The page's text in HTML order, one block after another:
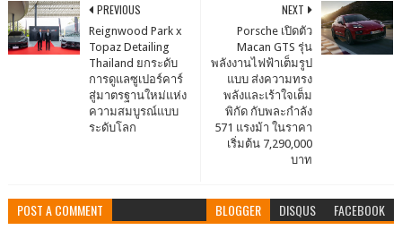
NEXT
Porsche เปิดตัว
Macan GTS รุ่น
พลังงานไฟฟ้าเต็มรูป
แบบ ส่งความทรง
พลังและเร้าใจเต็ม
พิกัด กับพละกำลัง
571 แรงม้า ในราคา
เริ่มต้น 7,290,000
บาท
PREVIOUS
Reignwood Park x
Topaz Detailing
Thailand ยกระดับ
การดูแลซูเปอร์คาร์
สู่มาตรฐานใหม่แห่ง
ความสมบูรณ์แบบ
ระดับโลก
POST A COMMENT BLOGGER DISQUS FACEBOOK